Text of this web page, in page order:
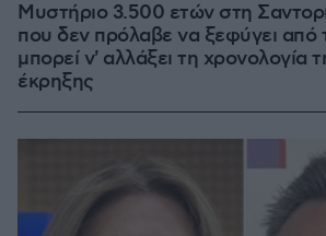
Μυστήριο 3.500 ετών στη
που δεν πρόλαβε να ξεφύγει από
μπορεί ν' αλλάξει τη χρονολογία
έκρηξης